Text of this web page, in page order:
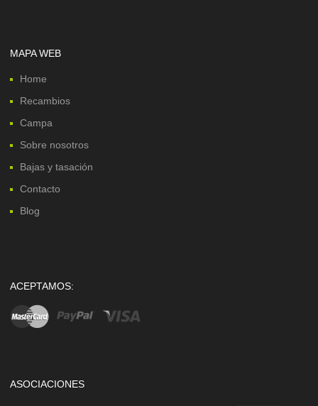
MAPA WEB
Home
Recambios
Campa
Sobre nosotros
Bajas y tasación
Contacto
Blog
ACEPTAMOS:
ASOCIACIONES